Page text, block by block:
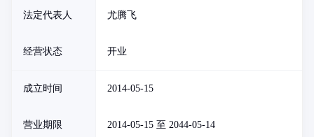
法定代表人 尤腾飞
经营状态 开业
成立时间 2014-05-15
营业期限 2014-05-15 至 2044-05-14